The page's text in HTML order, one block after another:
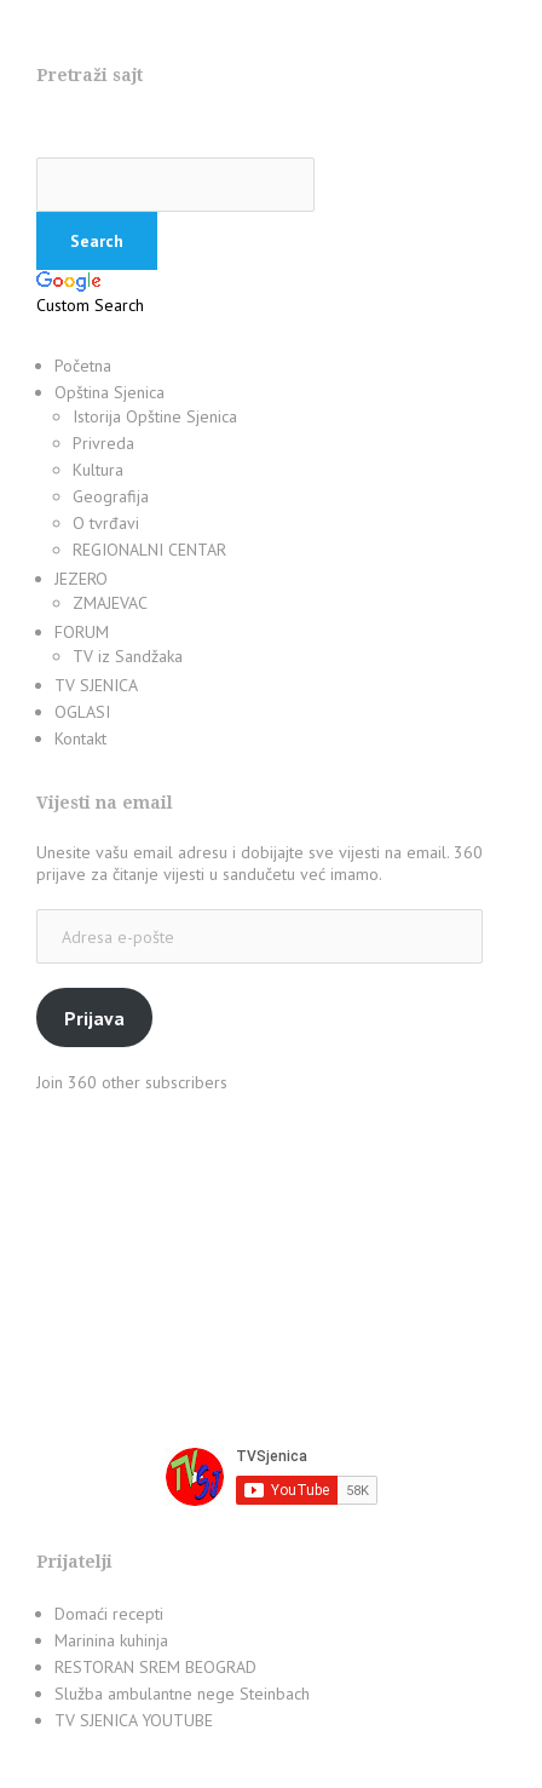
Pretraži sajt
Custom Search
Početna
Opština Sjenica
Istorija Opštine Sjenica
Privreda
Kultura
Geografija
O tvrđavi
REGIONALNI CENTAR
JEZERO
ZMAJEVAC
FORUM
TV iz Sandžaka
TV SJENICA
OGLASI
Kontakt
Vijesti na email
Unesite vašu email adresu i dobijajte sve vijesti na email. 360
prijave za čitanje vijesti u sandučetu već imamo.
pošte
Prijava
Join 360 other subscribers
Prijatelji
Domaći recepti
Marinina kuhinja
RESTORAN SREM BEOGRAD
Služba ambulantne nege Steinbach
TV SJENICA YOUTUBE